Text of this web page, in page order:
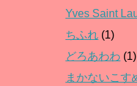
Yves Saint
ちふれ (1)
どろあわわ (1)
まかないこす